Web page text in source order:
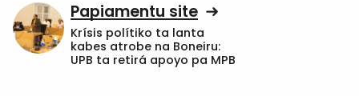
Papiamentu site
Krísis polítiko ta lanta
kabes atrobe na Boneiru:
UPB ta retirá apoyo pa MPB